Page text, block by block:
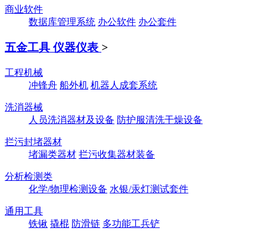
商业软件
数据库管理系统 办公软件 办公套件
五金工具 仪器仪表 >
工程机械
冲锋舟 船外机 机器人成套系统
洗消器械
人员洗消器材及设备 防护服清洗干燥设备
拦污封堵器材
堵漏类器材 拦污收集器材装备
分析检测类
化学/物理检测设备 水银/汞灯测试套件
通用工具
铁锹 撬棍 防滑链 多功能工兵铲